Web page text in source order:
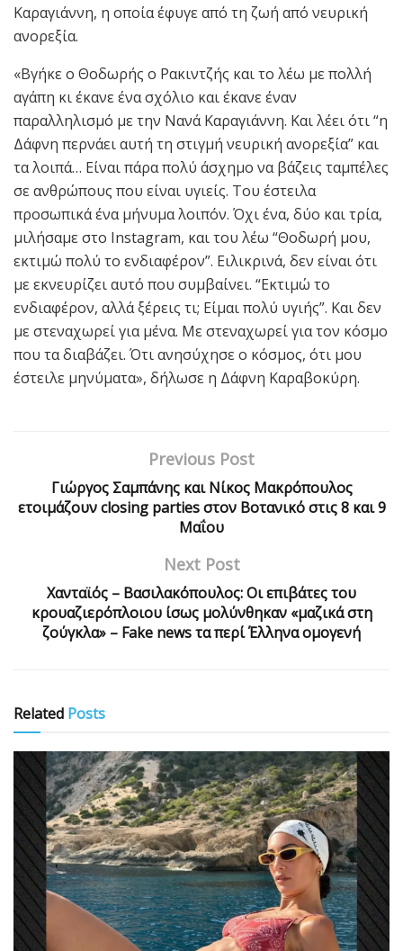
Καραγιάννη, η οποία έφυγε από τη ζωή από νευρική
ανορεξία.
«Βγήκε ο Θοδωρής ο Ρακιντζής και το λέω με πολλή
αγάπη κι έκανε ένα σχόλιο και έκανε έναν
παραλληλισμό με την Νανά Καραγιάννη. Και λέει ότι “η
Δάφνη περνάει αυτή τη στιγμή νευρική ανορεξία” και
τα λοιπά… Είναι πάρα πολύ άσχημο να βάζεις ταμπέλες
σε ανθρώπους που είναι υγιείς. Του έστειλα
προσωπικά ένα μήνυμα λοιπόν. Όχι ένα, δύο και τρία,
μιλήσαμε στο Instagram, και του λέω “Θοδωρή μου,
εκτιμώ πολύ το ενδιαφέρον”. Ειλικρινά, δεν είναι ότι
με εκνευρίζει αυτό που συμβαίνει. “Εκτιμώ το
ενδιαφέρον, αλλά ξέρεις τι; Είμαι πολύ υγιής”. Και δεν
με στεναχωρεί για μένα. Με στεναχωρεί για τον κόσμο
που τα διαβάζει. Ότι ανησύχησε ο κόσμος, ότι μου
έστειλε μηνύματα», δήλωσε η Δάφνη Καραβοκύρη.
Previous Post
Γιώργος Σαμπάνης και Νίκος Μακρόπουλος
ετοιμάζουν closing parties στον Βοτανικό στις 8 και 9
Μαΐου
Next Post
Χανταϊός – Βασιλακόπουλος: Οι επιβάτες του
κρουαζιερόπλοιου ίσως μολύνθηκαν «μαζικά στη
ζούγκλα» – Fake news τα περί Έλληνα ομογενή
Related Posts